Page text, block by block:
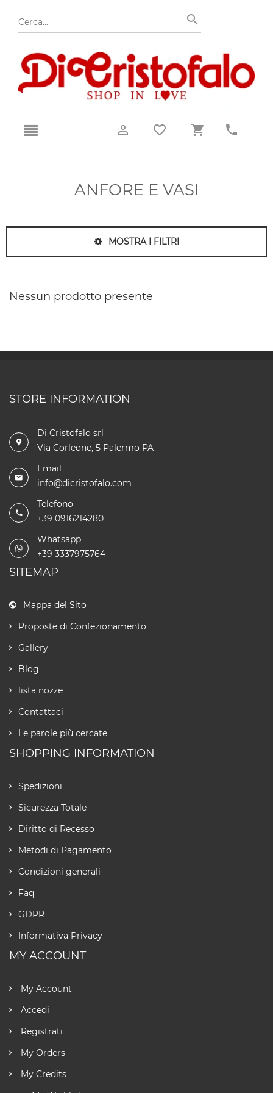
ANFORE E VASI
MOSTRA I FILTRI
Nessun prodotto presente
STORE INFORMATION
Di Cristofalo srl
Via Corleone, 5 Palermo PA
Email
info@dicristofalo.com
Telefono
+39 0916214280
Whatsapp
+39 3337975764
SITEMAP
Mappa del Sito
Proposte di Confezionamento
Gallery
Blog
lista nozze
Contattaci
Le parole più cercate
SHOPPING INFORMATION
Spedizioni
Sicurezza Totale
Diritto di Recesso
Metodi di Pagamento
Condizioni generali
Faq
GDPR
Informativa Privacy
MY ACCOUNT
My Account
Accedi
Registrati
My Orders
My Credits